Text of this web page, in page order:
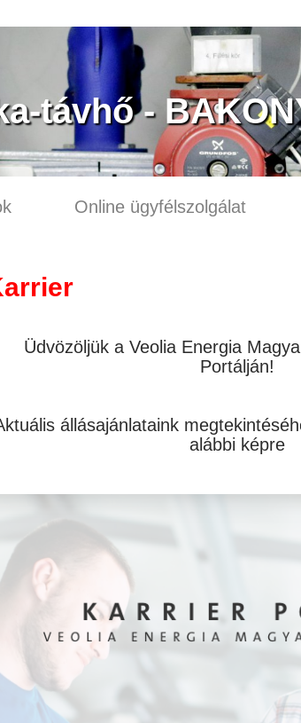
távhő -
Online ügyfélszolgálat
Üdvözöljük a Veolia Energia
Portálján!
állásajánlataink
alábbi képre